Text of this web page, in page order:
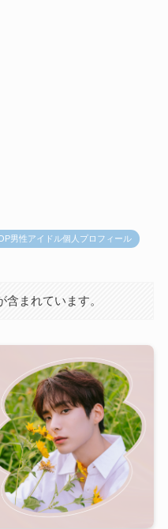
男性アイドル個人プロフィール
まれています。